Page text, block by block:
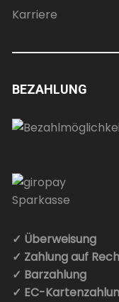
Karriere
BEZAHLUNG
✓ Überweisung
✓ Zahlung auf
✓ Barzahlung
✓ EC-